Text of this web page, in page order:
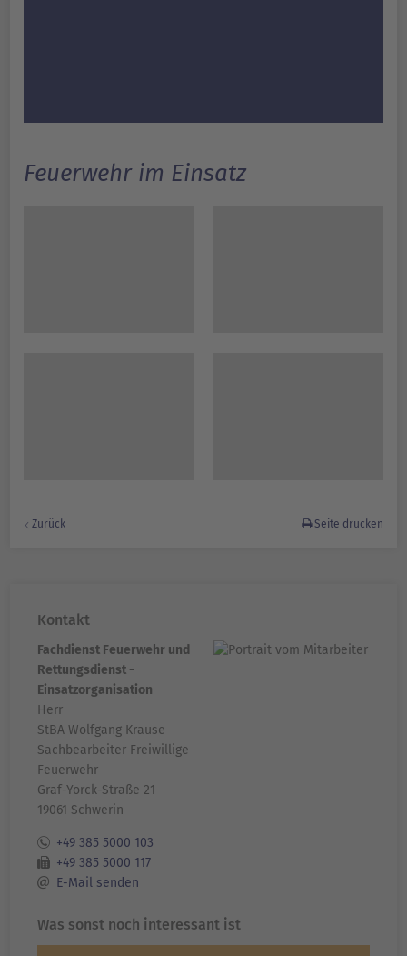
Feuerwehr im Einsatz
Zurück Seite drucken
Kontakt
Fachdienst Feuerwehr und
Rettungsdienst -
Einsatzorganisation
Herr
StBA Wolfgang Krause
Sachbearbeiter Freiwillige
Feuerwehr
Graf-Yorck-Straße 21
19061 Schwerin
+49 385 5000 103
+49 385 5000 117
E-Mail senden
Was sonst noch interessant ist